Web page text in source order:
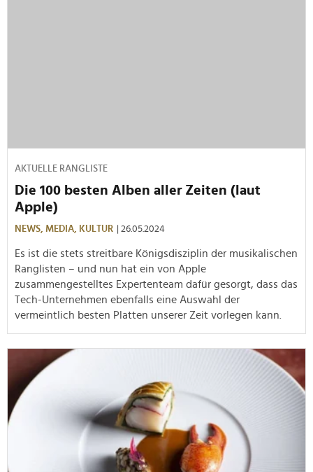
AKTUELLE RANGLISTE
Die 100 besten Alben aller Zeiten (laut
Apple)
NEWS, MEDIA, KULTUR | 26.05.2024
Es ist die stets streitbare Königsdisziplin der musikalischen
Ranglisten – und nun hat ein von Apple
zusammengestelltes Expertenteam dafür gesorgt, dass das
Tech-Unternehmen ebenfalls eine Auswahl der
vermeintlich besten Platten unserer Zeit vorlegen kann.